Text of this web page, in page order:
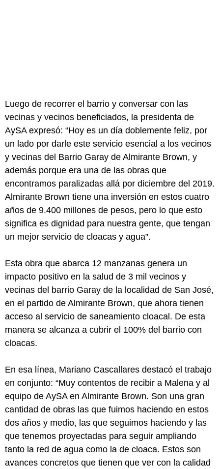
Luego de recorrer el barrio y conversar con las
vecinas y vecinos beneficiados, la presidenta de
AySA expresó: “Hoy es un día doblemente feliz, por
un lado por darle este servicio esencial a los vecinos
y vecinas del Barrio Garay de Almirante Brown, y
además porque era una de las obras que
encontramos paralizadas allá por diciembre del 2019.
Almirante Brown tiene una inversión en estos cuatro
años de 9.400 millones de pesos, pero lo que esto
significa es dignidad para nuestra gente, que tengan
un mejor servicio de cloacas y agua”.
Esta obra que abarca 12 manzanas genera un
impacto positivo en la salud de 3 mil vecinos y
vecinas del barrio Garay de la localidad de San José,
en el partido de Almirante Brown, que ahora tienen
acceso al servicio de saneamiento cloacal. De esta
manera se alcanza a cubrir el 100% del barrio con
cloacas.
En esa línea, Mariano Cascallares destacó el trabajo
en conjunto: “Muy contentos de recibir a Malena y al
equipo de AySA en Almirante Brown. Son una gran
cantidad de obras las que fuimos haciendo en estos
dos años y medio, las que seguimos haciendo y las
que tenemos proyectadas para seguir ampliando
tanto la red de agua como la de cloaca. Estos son
avances concretos que tienen que ver con la calidad